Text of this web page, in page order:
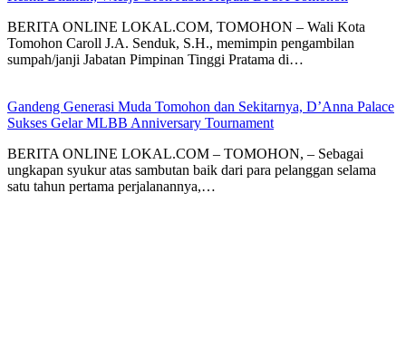
BERITA ONLINE LOKAL.COM, TOMOHON – Wali Kota
Tomohon Caroll J.A. Senduk, S.H., memimpin pengambilan
sumpah/janji Jabatan Pimpinan Tinggi Pratama di…
Gandeng Generasi Muda Tomohon dan Sekitarnya, D’Anna Palace
Sukses Gelar MLBB Anniversary Tournament
BERITA ONLINE LOKAL.COM – TOMOHON, – Sebagai
ungkapan syukur atas sambutan baik dari para pelanggan selama
satu tahun pertama perjalanannya,…